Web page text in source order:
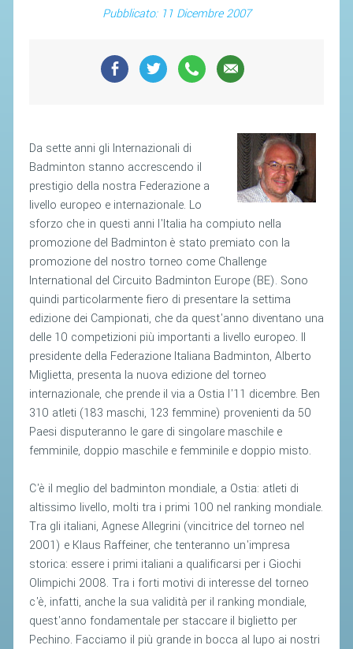
Pubblicato: 11 Dicembre 2007
Da sette anni gli Internazionali di
Badminton stanno accrescendo il
prestigio della nostra Federazione a
livello europeo e internazionale. Lo
sforzo che in questi anni l'Italia ha compiuto nella
promozione del Badminton è stato premiato con la
promozione del nostro torneo come Challenge
International del Circuito Badminton Europe (BE). Sono
quindi particolarmente fiero di presentare la settima
edizione dei Campionati, che da quest'anno diventano una
delle 10 competizioni più importanti a livello europeo. Il
presidente della Federazione Italiana Badminton, Alberto
Miglietta, presenta la nuova edizione del torneo
internazionale, che prende il via a Ostia l'11 dicembre. Ben
310 atleti (183 maschi, 123 femmine) provenienti da 50
Paesi disputeranno le gare di singolare maschile e
femminile, doppio maschile e femminile e doppio misto.
C'è il meglio del badminton mondiale, a Ostia: atleti di
altissimo livello, molti tra i primi 100 nel ranking mondiale.
Tra gli italiani, Agnese Allegrini (vincitrice del torneo nel
2001) e Klaus Raffeiner, che tenteranno un'impresa
storica: essere i primi italiani a qualificarsi per i Giochi
Olimpichi 2008. Tra i forti motivi di interesse del torneo
c'è, infatti, anche la sua validità per il ranking mondiale,
quest'anno fondamentale per staccare il biglietto per
Pechino. Facciamo il più grande in bocca al lupo ai nostri
SEGRETERIA FEDERALE
AVVISI E BANDI
CIRCOLARI
RICHIESTA PATROCINIO
GIUSTIZIA FEDERALE
REGOLAMENTI
PROVVEDIMENTI
ORGANI DI GIUSTIZIA FEDERALE
MAGLIA AZZURRA
STAFF TECNICO
CTF – PALABADMINTON
ATLETI D'INTERESSE NAZIONALE
VOLA CON NOI
CENTRI TECNICI TERRITORIALI
COMMISSIONE ATLETI
AFFILIAZIONE E TESSERAMENTO